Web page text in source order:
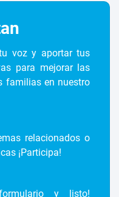
voz y aportar tus
para mejorar las
familias en nuestro
relacionados o
¡Participa!
y listo!